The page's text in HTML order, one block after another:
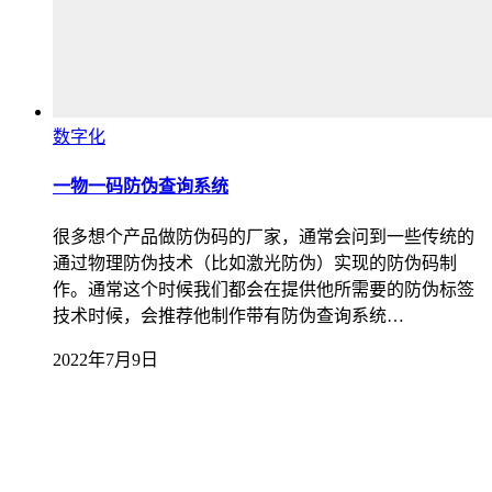
数字化
一物一码防伪查询系统
很多想个产品做防伪码的厂家，通常会问到一些传统的
通过物理防伪技术（比如激光防伪）实现的防伪码制
作。通常这个时候我们都会在提供他所需要的防伪标签
技术时候，会推荐他制作带有防伪查询系统…
2022年7月9日